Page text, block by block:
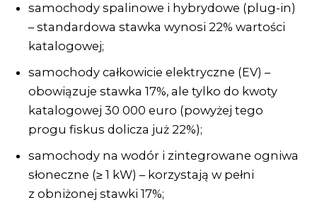
samochody spalinowe i hybrydowe (plug-in)
– standardowa stawka wynosi 22% wartości
katalogowej;
samochody całkowicie elektryczne (EV) –
obowiązuje stawka 17%, ale tylko do kwoty
katalogowej 30 000 euro (powyżej tego
progu fiskus dolicza już 22%);
samochody na wodór i zintegrowane ogniwa
słoneczne (≥ 1 kW) – korzystają w pełni
z obniżonej stawki 17%;